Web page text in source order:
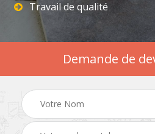
Travail de qualité
Demande de